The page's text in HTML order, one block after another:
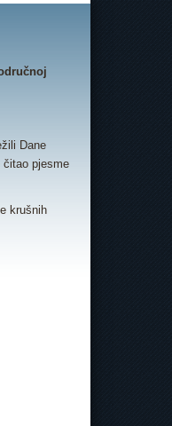
Dane
čitao pjesme
krušnih